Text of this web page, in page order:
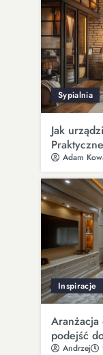
Sypialnia
Jak
Adam
Inspiracje
podejść
Andrzej